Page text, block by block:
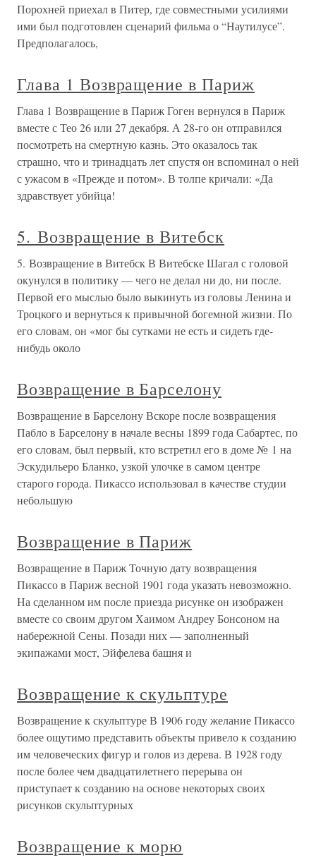
Порохней приехал в Питер, где совместными усилиями
ими был подготовлен сценарий фильма о “Наутилусе”.
Предполагалось,
Глава 1 Возвращение в Париж
Глава 1 Возвращение в Париж Гоген вернулся в Париж
вместе с Тео 26 или 27 декабря. А 28-го он отправился
посмотреть на смертную казнь. Это оказалось так
страшно, что и тринадцать лет спустя он вспоминал о ней
с ужасом в «Прежде и потом». В толпе кричали: «Да
здравствует убийца!
5. Возвращение в Витебск
5. Возвращение в Витебск В Витебске Шагал с головой
окунулся в политику — чего не делал ни до, ни после.
Первой его мыслью было выкинуть из головы Ленина и
Троцкого и вернуться к привычной богемной жизни. По
его словам, он «мог бы сутками не есть и сидеть где-
нибудь около
Возвращение в Барселону
Возвращение в Барселону Вскоре после возвращения
Пабло в Барселону в начале весны 1899 года Сабартес, по
его словам, был первый, кто встретил его в доме № 1 на
Эскудильеро Бланко, узкой улочке в самом центре
старого города. Пикассо использовал в качестве студии
небольшую
Возвращение в Париж
Возвращение в Париж Точную дату возвращения
Пикассо в Париж весной 1901 года указать невозможно.
На сделанном им после приезда рисунке он изображен
вместе со своим другом Хаимом Андреу Бонсоном на
набережной Сены. Позади них — заполненный
экипажами мост, Эйфелева башня и
Возвращение к скульптуре
Возвращение к скульптуре В 1906 году желание Пикассо
более ощутимо представить объекты привело к созданию
им человеческих фигур и голов из дерева. В 1928 году
после более чем двадцатилетнего перерыва он
приступает к созданию на основе некоторых своих
рисунков скульптурных
Возвращение к морю